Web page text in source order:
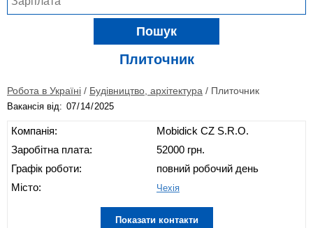
Пошук
Плиточник
Робота в Україні / Будівництво, архітектура / Плиточник
Вакансія від:
Компанія:
Заробітна плата:
Графік роботи:
Місто:
Mobidick CZ S.R.O.
52000 грн.
повний робочий день
Чехія
Показати контакти